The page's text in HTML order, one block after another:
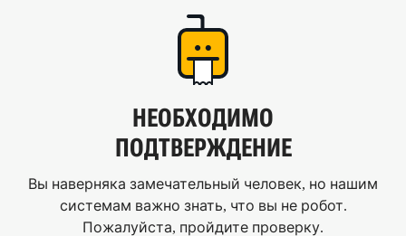
НЕОБХОДИМО
ПОДТВЕРЖДЕНИЕ
Вы наверняка замечательный человек, но нашим
системам важно знать, что вы не робот.
Пожалуйста, пройдите проверку.